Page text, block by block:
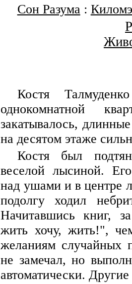
Сон Разума:
Костя
однокомнатной
закатывалось,
на десятом этаже
Костя был
веселой лысиной.
над ушами и в центре
подолгу ходил
Начитавшись книг,
жить хочу, жить!",
желаниям случайных
не замечал, но
автоматически.